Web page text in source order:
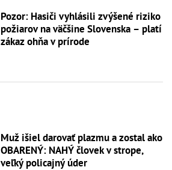
Pozor: Hasiči vyhlásili zvýšené riziko
požiarov na väčšine Slovenska – platí
zákaz ohňa v prírode
Muž išiel darovať plazmu a zostal ako
OBARENÝ: NAHÝ človek v strope,
veľký policajný úder